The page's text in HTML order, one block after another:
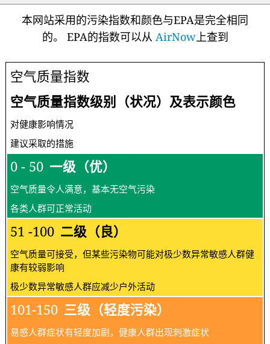
本网站采用的污染指数和颜色与EPA是完全相同
的。 EPA的指数可以从 AirNow上查到
空气质量指数
空气质量指数级别（状况）及表示颜色
对健康影响情况
建议采取的措施
0 - 50 一级（优）
空气质量令人满意，基本无空气污染
各类人群可正常活动
51 -100 二级（良）
空气质量可接受，但某些污染物可能对极少数异常敏感人群健
康有较弱影响
极少数异常敏感人群应减少户外活动
101-150 三级（轻度污染）
易感人群症状有轻度加剧，健康人群出现刺激症状